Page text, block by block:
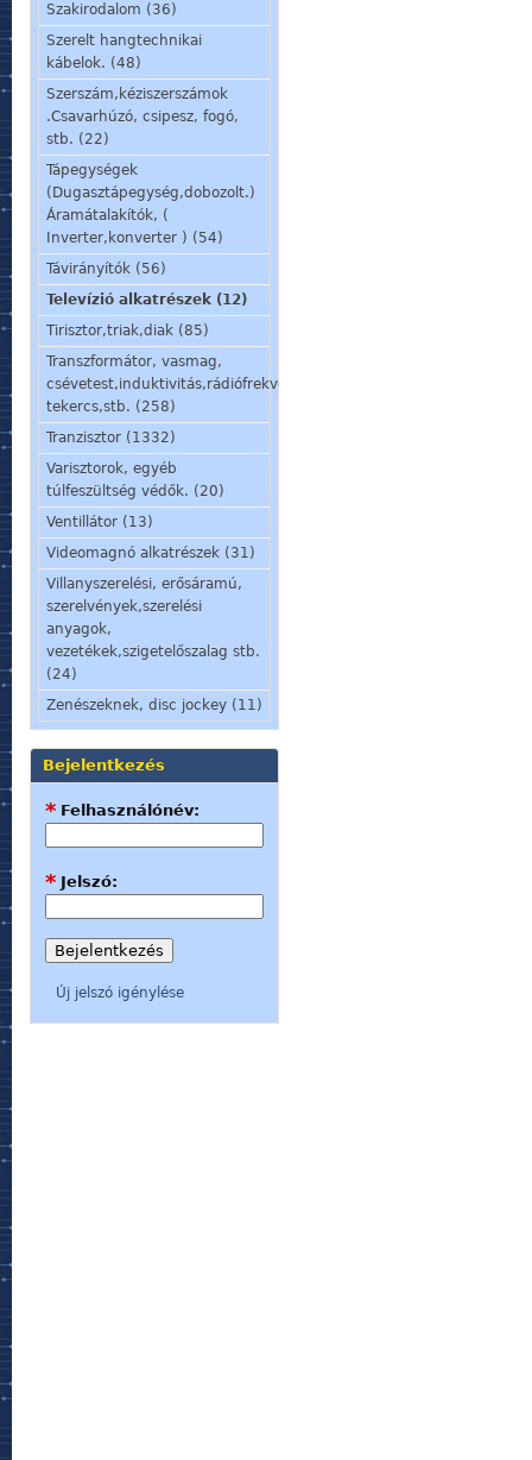
Szakirodalom (36)
Szerelt hangtechnikai
kábelok. (48)
Szerszám,kéziszerszámok
.Csavarhúzó, csipesz, fogó,
stb. (22)
Tápegységek
(Dugasztápegység,dobozolt.)
Áramátalakítók, (
Inverter,konverter ) (54)
Távirányítók (56)
Televízió alkatrészek (12)
Tirisztor,triak,diak (85)
Transzformátor, vasmag,
csévetest,induktivitás,rádiófrekvenciás
tekercs,stb. (258)
Tranzisztor (1332)
Varisztorok, egyéb
túlfeszültség védők. (20)
Ventillátor (13)
Videomagnó alkatrészek (31)
Villanyszerelési, erősáramú,
szerelvények,szerelési
anyagok,
vezetékek,szigetelőszalag stb.
(24)
Zenészeknek, disc jockey (11)
Bejelentkezés
Felhasználónév:
*
Jelszó:
*
Új jelszó igénylése